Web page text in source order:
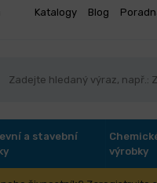
Katalogy Blog
a stavební
výrobky